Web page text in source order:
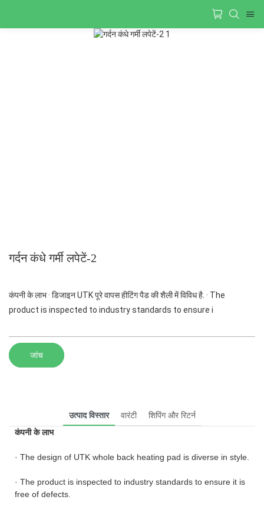
गर्दन कंधे गर्मी लपेटें-2
कंपनी के लाभ · डिजाइन UTK पूरे वापस हीटिंग पैड की शैली में विविध है. · The
product is inspected to industry standards to ensure i
जांच
उत्पाद विस्तार वारंटी
शिपिंग और रिटर्न
कंपनी के लाभ
· The design of UTK whole back heating pad is diverse in style.
· The product is inspected to industry standards to ensure it is
free of defects.